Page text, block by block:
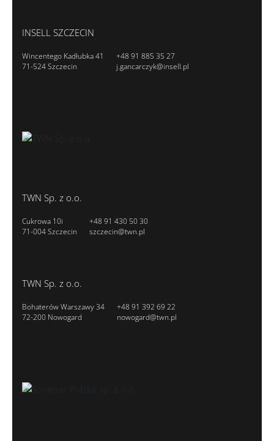
INSELL SZCZECIN
Wincentego Kadłubka 41
71-524 Szczecin
+48 91 885 35 27
j.gancarczyk@insell.pl
TWN Sp. z o.o.
Cukrowa 10i
71-004 Szczecin
+48 91 430 50 30
szczecin@twn.pl
TWN Sp. z o.o.
Bohaterów Warszawy 34
72-200 Nowogard
+48 91 392 69 22
nowogard@twn.pl